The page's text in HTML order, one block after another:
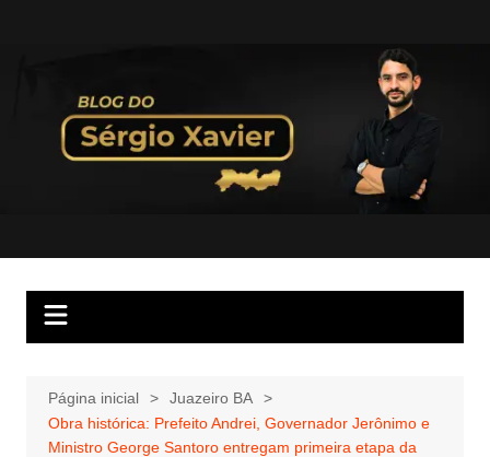
Página inicial
Juazeiro BA
Obra histórica: Prefeito Andrei, Governador Jerônimo e
Ministro George Santoro entregam primeira etapa da